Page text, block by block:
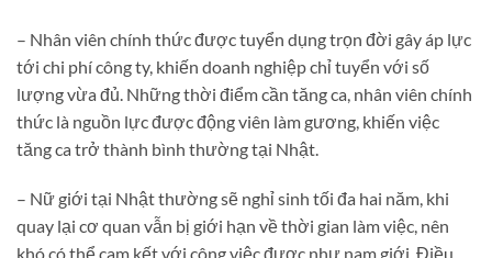
– Nhân viên chính thức được tuyển dụng trọn đời gây áp lực
tới chi phí công ty, khiến doanh nghiệp chỉ tuyển với số
lượng vừa đủ. Những thời điểm cần tăng ca, nhân viên chính
thức là nguồn lực được động viên làm gương, khiến việc
tăng ca trở thành bình thường tại Nhật.
– Nữ giới tại Nhật thường sẽ nghỉ sinh tối đa hai năm, khi
quay lại cơ quan vẫn bị giới hạn về thời gian làm việc, nên
khó có thể cam kết với công việc được như nam giới. Điều